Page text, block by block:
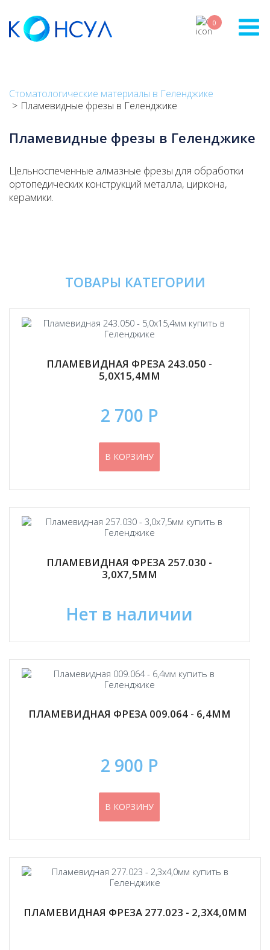
main
content
0
Стоматологические материалы в Геленджике
Пламевидные фрезы в Геленджике
Пламевидные фрезы в Геленджике
Цельноспеченные алмазные фрезы для обработки
ортопедических конструкций металла, циркона,
керамики.
ТОВАРЫ КАТЕГОРИИ
ПЛАМЕВИДНАЯ ФРЕЗА 243.050 -
5,0Х15,4ММ
2 700 Р
В КОРЗИНУ
ПЛАМЕВИДНАЯ ФРЕЗА 257.030 -
3,0Х7,5ММ
Нет в наличии
ПЛАМЕВИДНАЯ ФРЕЗА 009.064 - 6,4ММ
2 900 Р
В КОРЗИНУ
ПЛАМЕВИДНАЯ ФРЕЗА 277.023 - 2,3Х4,0ММ